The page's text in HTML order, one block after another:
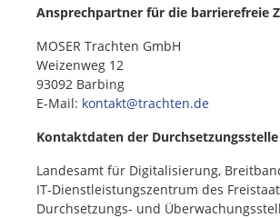
Ansprechpartner für die barrierefreie
MOSER Trachten GmbH
Weizenweg 12
93092 Barbing
E-Mail: kontakt@trachten.de
Kontaktdaten der Durchsetzungsstelle
Landesamt für Digitalisierung,
IT-Dienstleistungszentrum des
Durchsetzungs- und